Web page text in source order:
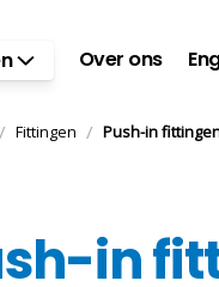
Over ons
/ Fittingen / Push-in
in